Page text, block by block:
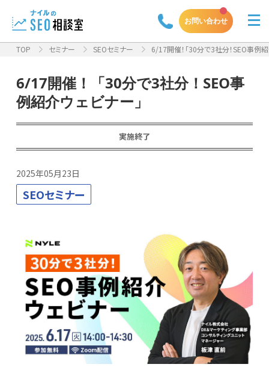
お問い合わせ
TOP セミナー SEOセミナー 6/17開催！「30分で3社分！SEO事例
6/17開催！「30分で3社分！SEO事
例紹介ウェビナー」
実施終了
2025年05月23日
SEOセミナー